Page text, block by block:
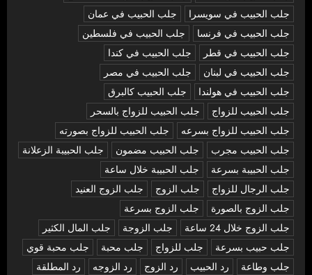
جلب الحبيب في سويسرا
جلب الحبيب في عمان
جلب الحبيب في فرنسا
جلب الحبيب في فلسطين
جلب الحبيب في قطر
جلب الحبيب في كندا
جلب الحبيب في لبنان
جلب الحبيب في مصر
جلب الحبيب في هولندا
جلب الحبيب كالبرق
جلب الحبيب للزواج
جلب الحبيب للزواج بالسحر
جلب الحبيب للزواج بسرعه
جلب الحبيب للزواج بصورته
جلب الحبيب مجرب
جلب الحبيب مضمون
جلب الحبيبة الزعلانة
جلب الحبيبة بسرعة
جلب الحبيبة خلال ساعة
جلب الرجال للزواج
جلب الزوج
جلب الزوج العنيد
جلب الزوج بالصورة
جلب الزوج بسرعة
جلب الزوج خلال 24 ساعة
جلب الزوجة
جلب المال الكثير
جلب حبيب بسرعة
جلب للزواج جلب محبة
جلب محبة قوي
جلب وطاعة
رد الحبيب رد الزوج رد الزوجه
رد المطلقة